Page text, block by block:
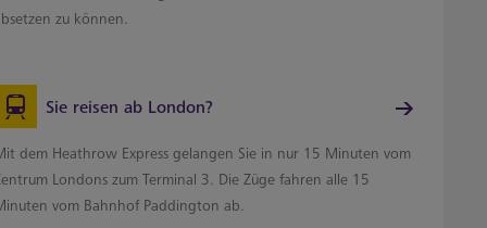
zu können.
Sie reisen ab London?
dem Heathrow Express gelangen Sie in nur 15 Minuten vom
Londons zum Terminal 3. Die Züge fahren alle 15
vom Bahnhof Paddington ab.